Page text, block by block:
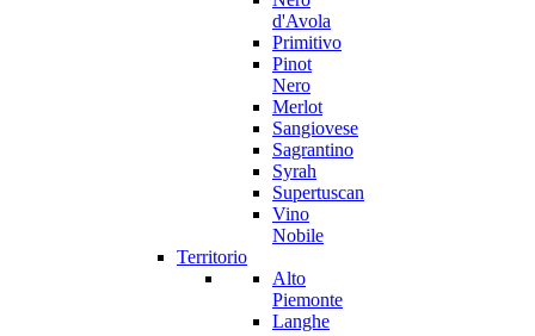
d'Avola
Primitivo
Pinot
Nero
Merlot
Sangiovese
Sagrantino
Syrah
Supertuscan
Vino
Nobile
Territorio
Alto
Piemonte
Langhe